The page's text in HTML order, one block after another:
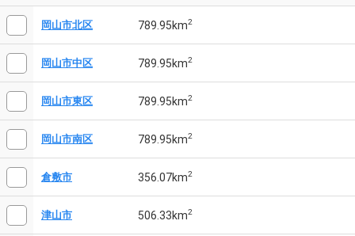
岡山市北区 789.95km2
岡山市中区 789.95km2
岡山市東区 789.95km2
岡山市南区 789.95km2
倉敷市 356.07km2
津山市 506.33km2